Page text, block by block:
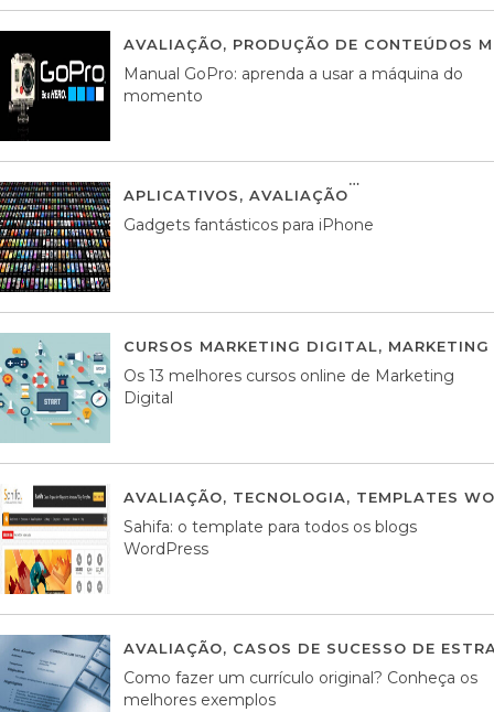
AVALIAÇÃO, PRODUÇÃO DE CONTEÚDOS
Manual GoPro: aprenda a usar a máquina do
momento
APLICATIVOS, AVALIAÇÃO
Gadgets fantásticos para iPhone
CURSOS MARKETING DIGITAL,
Os 13 melhores cursos online de Marketing
Digital
AVALIAÇÃO, TECNOLOGIA, TEMPLATES
Sahifa: o template para todos os blogs
WordPress
AVALIAÇÃO, CASOS DE SUCESSO DE
Como fazer um currículo original? Conheça os
melhores exemplos